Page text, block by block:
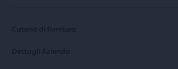
Catena di fornitura
Dettagli Azienda